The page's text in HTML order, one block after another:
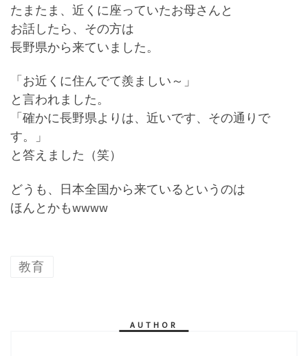
たまたま、近くに座っていたお母さんと
お話したら、その方は
長野県から来ていました。
「お近くに住んでて羨ましい～」
と言われました。
「確かに長野県よりは、近いです、その通りで
す。」
と答えました（笑）
どうも、日本全国から来ているというのは
ほんとかもwwww
教育
AUTHOR